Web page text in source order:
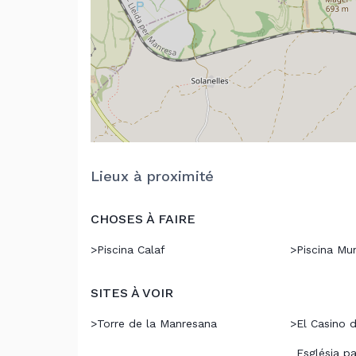
Lieux à proximité
CHOSES À FAIRE
>Piscina Calaf >Piscina
SITES À VOIR
>Torre de la Manresana >El Casino
Església